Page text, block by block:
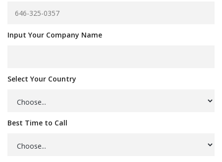
Input Your Company Name
Select Your Country
Best Time to Call